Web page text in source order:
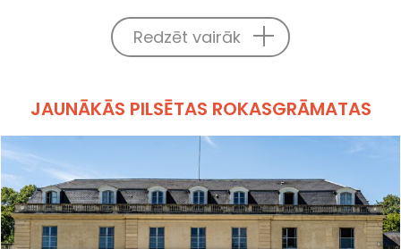
Redzēt vairāk
JAUNĀKĀS PILSĒTAS ROKASGRĀMATAS